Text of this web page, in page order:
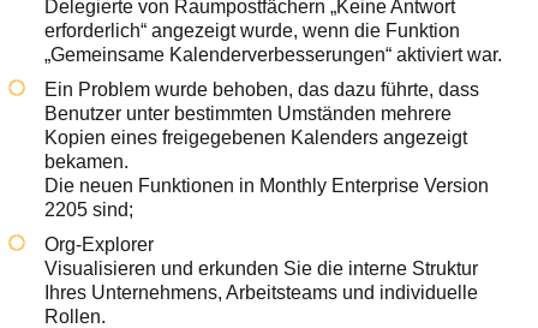
Delegierte von Raumpostfächern „Keine Antwort
erforderlich“ angezeigt wurde, wenn die Funktion
„Gemeinsame Kalenderverbesserungen“ aktiviert war.
Ein Problem wurde behoben, das dazu führte, dass
Benutzer unter bestimmten Umständen mehrere
Kopien eines freigegebenen Kalenders angezeigt
bekamen.
Die neuen Funktionen in Monthly Enterprise Version
2205 sind;
Org-Explorer
Visualisieren und erkunden Sie die interne Struktur
Ihres Unternehmens, Arbeitsteams und individuelle
Rollen.